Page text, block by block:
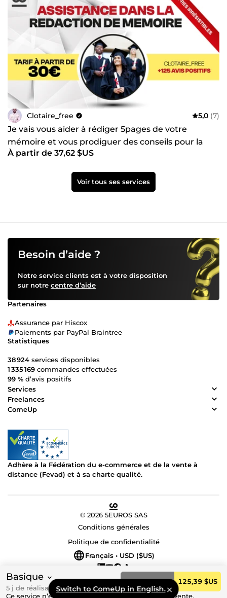
Basique
5 j de réalisation
Commander
125,39 $US
Ce service n’est actuellement pas disponible à la vente.
Clotaire_free 5,0 (7)
Je vais vous aider à rédiger 5pages de votre
mémoire et vous prodiguer des conseils pour la
suite
À partir de 37,62 $US
Voir tous ses services
Switch to ComeUp in English.
Besoin d’aide ?
Notre service clients est à votre disposition
sur notre centre d’aide
Partenaires
Assurance par Hiscox
Paiements par PayPal Braintree
Statistiques
38 924 services disponibles
1 335 169 commandes effectuées
99 % d’avis positifs
Services
Freelances
ComeUp
Adhère à la Fédération du e-commerce et de la vente à
distance (Fevad) et à sa charte qualité.
© 2026 5EUROS SAS
Conditions générales
Politique de confidentialité
Français • USD ($US)